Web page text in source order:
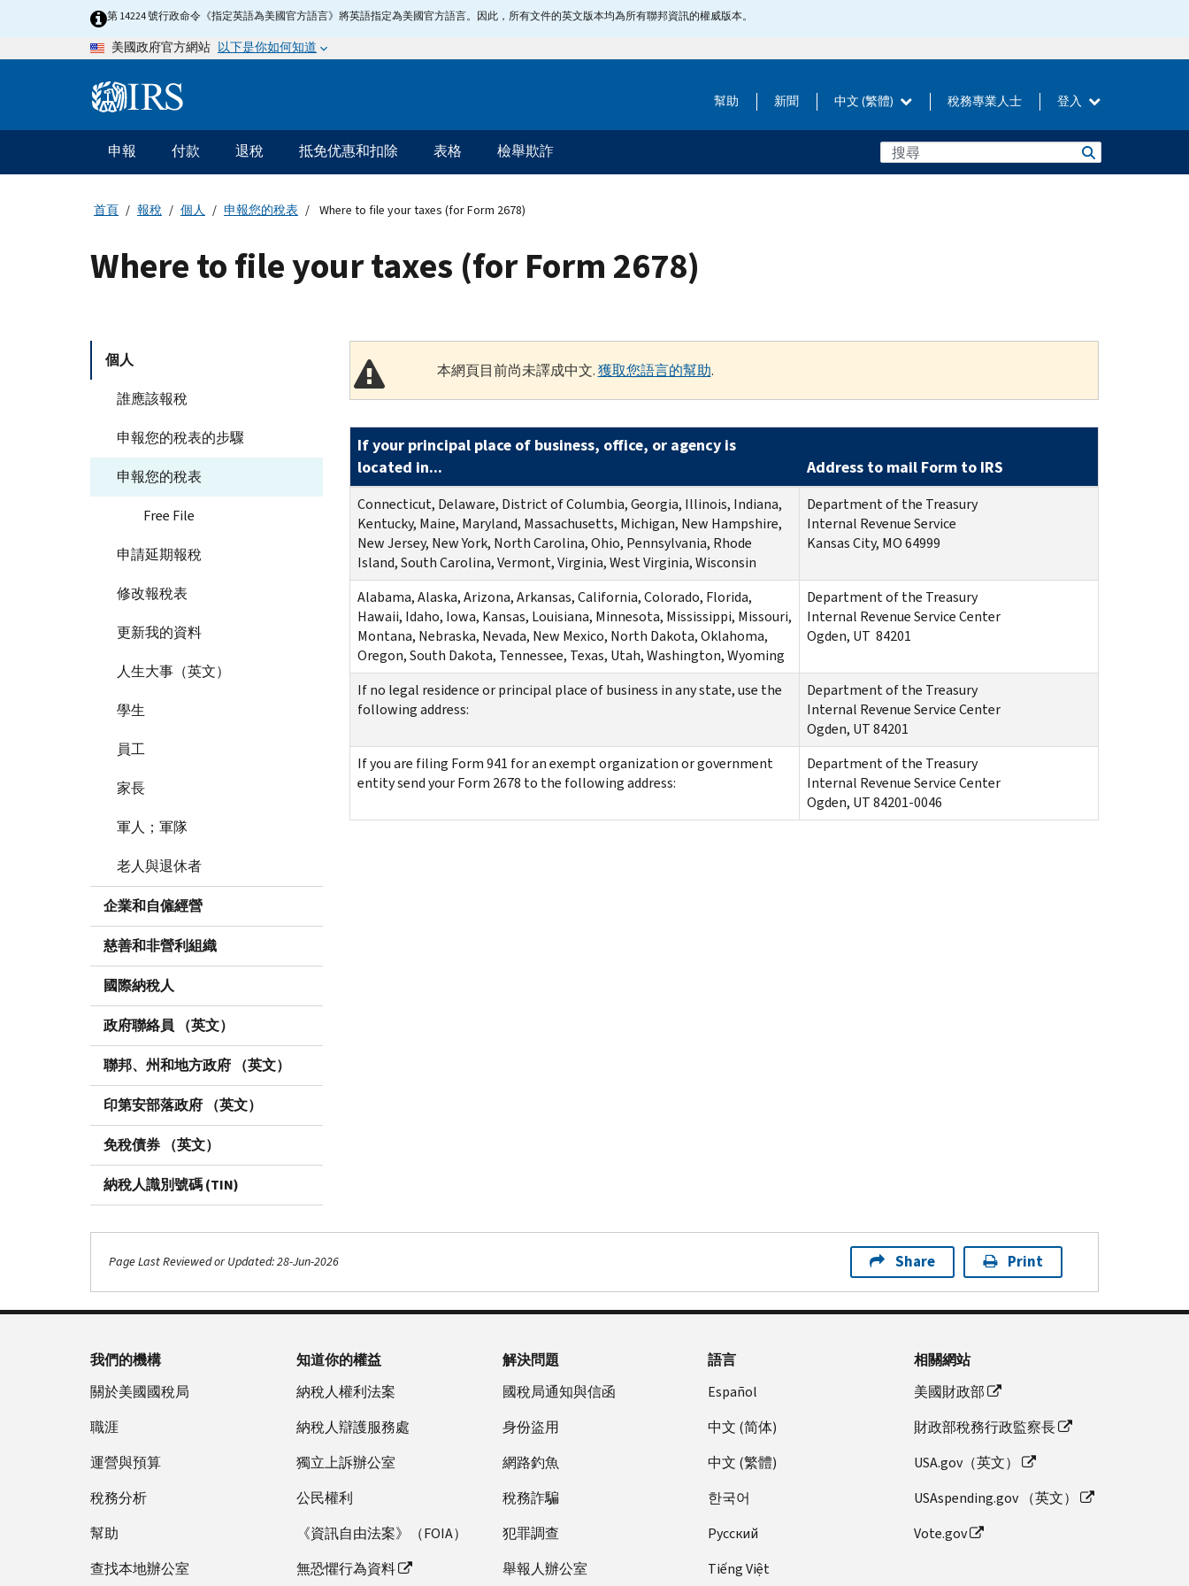
第 14224 號行政命令《指定英語為美國官方語言》將英語指定為美國官方語言。因此，所有文件的英文版本均為所有聯邦資訊的權威版本。
美國政府官方網站 以下是你如何知道
Information 幫助 新聞 中文 (繁體) 稅務專業人士 登入
主
要
導
申報 付款 退稅 抵免优惠和扣除 表格 檢舉欺詐
首頁 報稅 個人 申報您的稅表 Where to file your taxes (for Form 2678)
Where to file your taxes (for Form 2678)
個人
誰應該報稅
申報您的稅表的步驟
申報您的稅表
Free File
申請延期報稅
修改報稅表
更新我的資料
人生大事（英文）
學生
員工
家長
軍人；軍隊
老人與退休者
企業和自僱經營
慈善和非營利組織
國際納稅人
政府聯絡員 （英文）
聯邦、州和地方政府 （英文）
印第安部落政府 （英文）
免稅債券 （英文）
納稅人識別號碼 (TIN)
本網頁目前尚未譯成中文.獲取您語言的幫助.
If your principal place of business, office, or agency is
located in...
Address to mail Form to IRS
Connecticut, Delaware, District of Columbia, Georgia, Illinois, Indiana,
Kentucky, Maine, Maryland, Massachusetts, Michigan, New Hampshire,
New Jersey, New York, North Carolina, Ohio, Pennsylvania, Rhode
Island, South Carolina, Vermont, Virginia, West Virginia, Wisconsin
Department of the Treasury
Internal Revenue Service
Kansas City, MO 64999
Alabama, Alaska, Arizona, Arkansas, California, Colorado, Florida,
Hawaii, Idaho, Iowa, Kansas, Louisiana, Minnesota, Mississippi, Missouri,
Montana, Nebraska, Nevada, New Mexico, North Dakota, Oklahoma,
Oregon, South Dakota, Tennessee, Texas, Utah, Washington, Wyoming
Department of the Treasury
Internal Revenue Service Center
Ogden, UT 84201
If no legal residence or principal place of business in any state, use the
following address:
Department of the Treasury
Internal Revenue Service Center
Ogden, UT 84201
If you are filing Form 941 for an exempt organization or government
entity send your Form 2678 to the following address:
Department of the Treasury
Internal Revenue Service Center
Ogden, UT 84201-0046
Page Last Reviewed or Updated: 28-Jun-2026 Share Print
我們的機構
關於美國國稅局
職涯
運營與預算
稅務分析
幫助
查找本地辦公室
知道你的權益
納稅人權利法案
納稅人辯護服務處
獨立上訴辦公室
公民權利
《資訊自由法案》（FOIA）
無恐懼行為資料
解決問題
國稅局通知與信函
身份盜用
網路釣魚
稅務詐騙
犯罪調查
舉報人辦公室
語言
Español
中文 (简体)
中文 (繁體)
한국어
Pусский
Tiếng Việt
相關網站
美國財政部
財政部稅務行政監察長
USA.gov（英文）
USAspending.gov （英文）
Vote.gov